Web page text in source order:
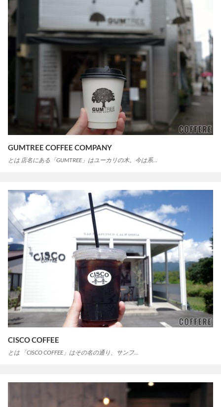
GUMTREE COFFEE COMPANY
とは 店名にある「GUMTREE」はユーカリの木。今は系…
CISCO COFFEE
とは 「CISCO COFFEE」はその名の通り、サンフ…